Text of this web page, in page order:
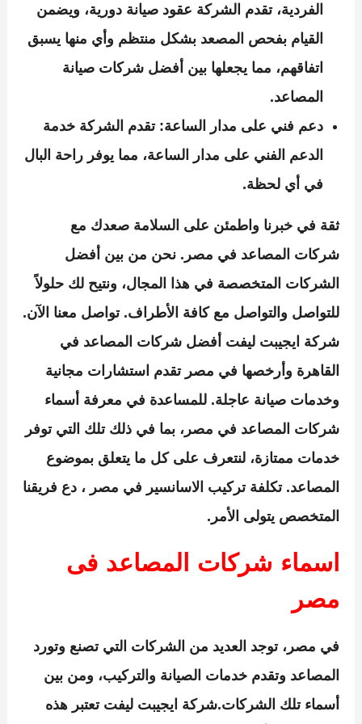
الفردية، تقدم الشركة عقود صيانة دورية، ويضمن
القيام بفحص المصعد بشكل منتظم وأي منها يسبق
اتفاقهم، مما يجعلها بين أفضل شركات صيانة
المصاعد.
دعم فني على مدار الساعة: تقدم الشركة خدمة
الدعم الفني على مدار الساعة، مما يوفر راحة البال
في أي لحظة.
ثقة في خبرنا واطمئن على السلامة صعدك مع
شركات المصاعد في مصر. نحن من بين أفضل
الشركات المتخصصة في هذا المجال، ونتيح لك حلولاً
للتواصل والتواصل مع كافة الأطراف. تواصل معنا الآن.
شركة ايجيبت ليفت أفضل شركات المصاعد في
القاهرة وأرخصها في مصر تقدم استشارات مجانية
وخدمات صيانة عاجلة. للمساعدة في معرفة أسماء
شركات المصاعد في مصر، بما في ذلك تلك التي توفر
خدمات ممتازة، لنتعرف على كل ما يتعلق بموضوع
المصاعد.تكلفة تركيب الاسانسير في مصر ، دع فريقنا
المتخصص يتولى الأمر.
اسماء شركات المصاعد فى
مصر
في مصر، توجد العديد من الشركات التي تصنع وتورد
المصاعد وتقدم خدمات الصيانة والتركيب، ومن بين
أسماء تلك الشركات.شركة ايجيبت ليفتتعتبر هذه